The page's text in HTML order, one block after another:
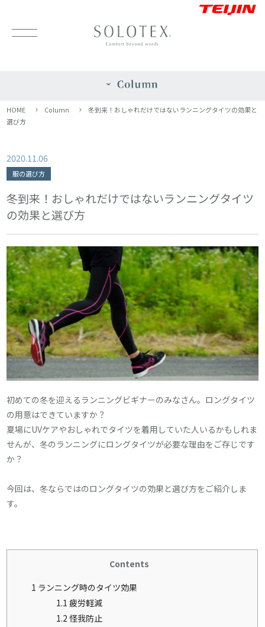
HOME Column
冬到来！おしゃれだけではないランニングタイツの効果と
選び方
2020.11.06
服の選び方
冬到来！おしゃれだけではないランニングタイツ
の効果と選び方
初めての冬を迎えるランニングビギナーのみなさん。ロングタイツ
の用意はできていますか？
夏場にUVケアやおしゃれでタイツを着用していた人いるかもしれま
せんが、冬のランニングにロングタイツが必要な理由をご存じです
か？
今回は、冬ならではのロングタイツの効果と選び方をご紹介しま
す。
Contents
1 ランニング時のタイツ効果
1.1 疲労軽減
1.2 怪我防止